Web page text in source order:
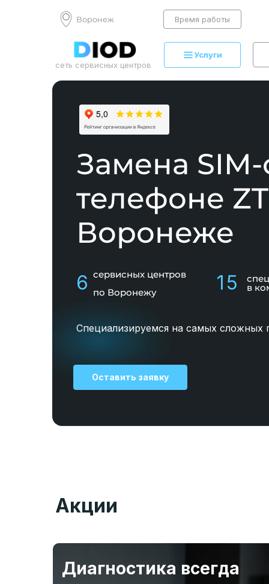
Воронеж Время работы
сеть сервисных центров
Услуги
Замена SIM-
телефоне
Воронеже
6 сервисных центров
по Воронежу
15 в
Специализируемся на самых сложных
Оставить заявку
Акции
Диагностика всегда